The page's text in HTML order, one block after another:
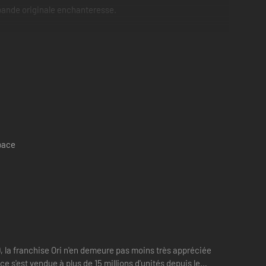
originale enchanteresse.
mécaniques de combat dynamiques à l'univers
sur la Xbox Series X. La Xbox Series S offrira
comprenant une portée dynamique accrue, un
franchise Ori n'en demeure pas moins très appréciée
s'est vendue à plus de 15 millions d'unités depuis le